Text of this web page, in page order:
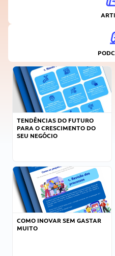
TENDÊNCIAS DO FUTURO
PARA O CRESCIMENTO DO
SEU NEGÓCIO
COMO INOVAR SEM GASTAR
MUITO